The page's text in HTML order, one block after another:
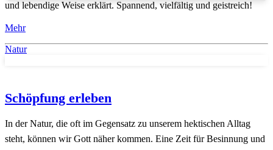
und lebendige Weise erklärt. Spannend, vielfältig und geistreich!
Mehr
Natur
Schöpfung erleben
In der Natur, die oft im Gegensatz zu unserem hektischen Alltag
steht, können wir Gott näher kommen. Eine Zeit für Besinnung und